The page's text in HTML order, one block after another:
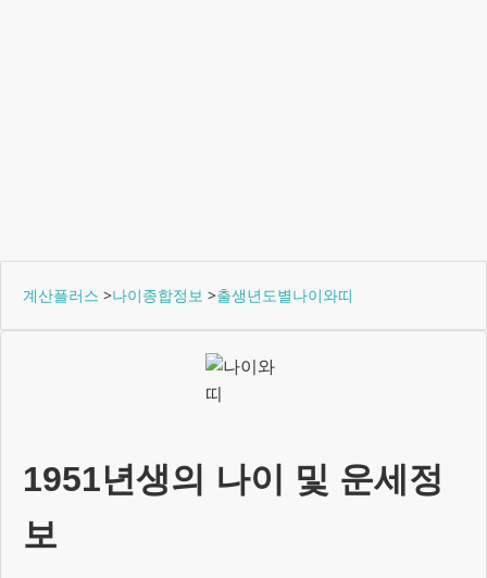
계산플러스 >나이종합정보 >출생년도별나이와띠
1951년생의 나이 및 운세정
보